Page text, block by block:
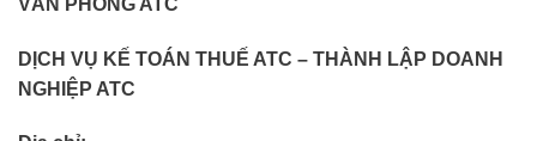
DỊCH VỤ KẾ TOÁN THUẾ ATC – THÀNH LẬP DOANH
NGHIỆP ATC